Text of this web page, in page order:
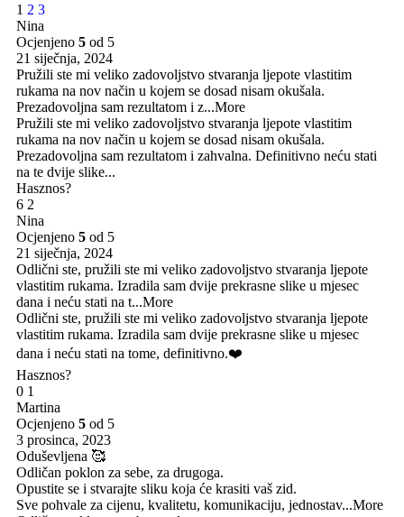
1 2 3
Nina
Ocjenjeno 5 od 5
21 siječnja, 2024
Pružili ste mi veliko zadovoljstvo stvaranja ljepote vlastitim
rukama na nov način u kojem se dosad nisam okušala.
Prezadovoljna sam rezultatom i z...More
Pružili ste mi veliko zadovoljstvo stvaranja ljepote vlastitim
rukama na nov način u kojem se dosad nisam okušala.
Prezadovoljna sam rezultatom i zahvalna. Definitivno neću stati
na te dvije slike...
Hasznos?
6 2
Nina
Ocjenjeno 5 od 5
21 siječnja, 2024
Odlični ste, pružili ste mi veliko zadovoljstvo stvaranja ljepote
vlastitim rukama. Izradila sam dvije prekrasne slike u mjesec
dana i neću stati na t...More
Odlični ste, pružili ste mi veliko zadovoljstvo stvaranja ljepote
vlastitim rukama. Izradila sam dvije prekrasne slike u mjesec
dana i neću stati na tome, definitivno.❤️
Hasznos?
0 1
Martina
Ocjenjeno 5 od 5
3 prosinca, 2023
Oduševljena 🥰
Odličan poklon za sebe, za drugoga.
Opustite se i stvarajte sliku koja će krasiti vaš zid.
Sve pohvale za cijenu, kvalitetu, komunikaciju, jednostav...More